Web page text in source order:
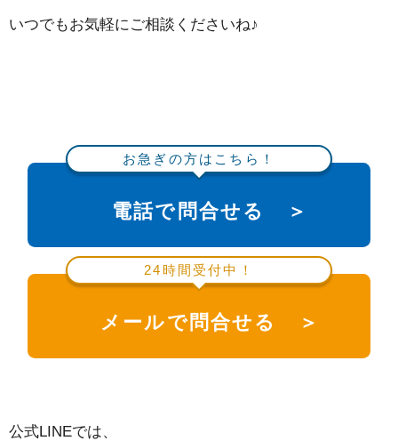
いつでもお気軽にご相談くださいね♪
お急ぎの方はこちら！
電話で問合せる ＞
24時間受付中！
メールで問合せる ＞
公式LINEでは、